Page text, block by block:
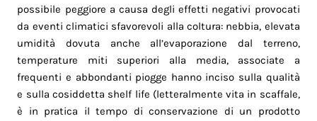
possibile peggiore a causa degli effetti negativi provocati
da eventi climatici sfavorevoli alla coltura: nebbia, elevata
umidità dovuta anche all’evaporazione dal terreno,
temperature miti superiori alla media, associate a
frequenti e abbondanti piogge hanno inciso sulla qualità
e sulla cosiddetta shelf life (letteralmente vita in scaffale,
è in pratica il tempo di conservazione di un prodotto